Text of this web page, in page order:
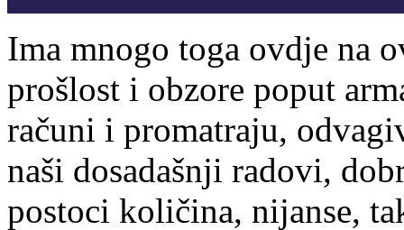
Ima mnogo toga ovdje na
prošlost i obzore poput
računi i promatraju,
naši dosadašnji radovi,
postoci količina, nijanse,